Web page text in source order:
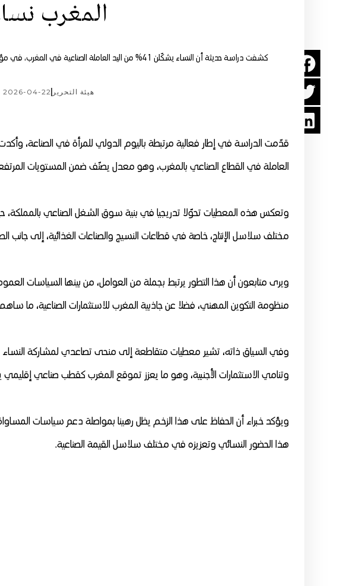
المغرب
كشفت دراسة حديثة أن النساء يشكّلن 41% من اليد العاملة الصناعية في المغرب، في مؤشر يعكس تصاعد حضورهن داخل النسيج الإنتاجي الوطني.
هيئة التحرير 2026-04-22
العاملة في القطاع الصناعي بالمغرب، وهو معدل يصنّف ضمن المستويات
وتعكس هذه المعطيات تحوّلا تدريجيا في بنية سوق الشغل الصناعي بالمملكة،
مختلف سلاسل الإنتاج، خاصة في قطاعات النسيج والصناعات الغذائية، إلى جانب
ويرى متابعون أن هذا التطور يرتبط بجملة من العوامل، من بينها السياسات
منظومة التكوين المهني، فضلا عن جاذبية المغرب للاستثمارات الصناعية، ما
وفي السياق ذاته، تشير معطيات متقاطعة إلى منحى تصاعدي لمشاركة النساء
وتنامي الاستثمارات الأجنبية، وهو ما يعزز تموقع المغرب كقطب صناعي إقليمي
ويؤكد خبراء أن الحفاظ على هذا الزخم يظل رهينا بمواصلة دعم سياسات
هذا الحضور النسائي وتعزيزه في مختلف سلاسل القيمة الصناعية.